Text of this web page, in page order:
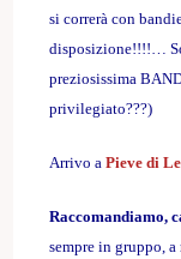
si correrà con
disposizione!!!!…
preziosissima
privilegiato???)
Arrivo aPieve di
Raccomandiamo,
sempre in gruppo,